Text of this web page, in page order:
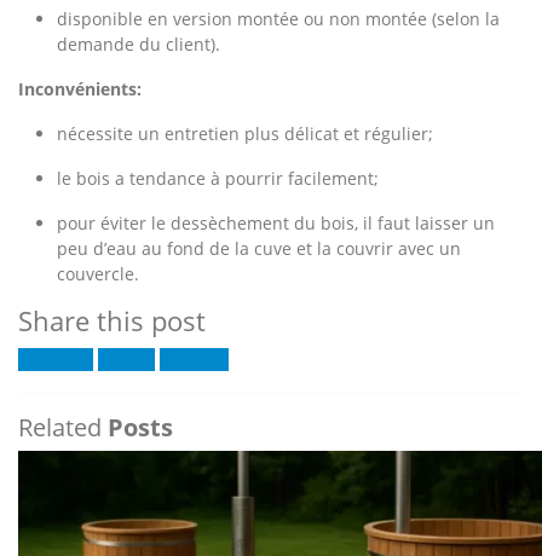
disponible en version montée ou non montée (selon la
demande du client).
Inconvénients:
nécessite un entretien plus délicat et régulier;
le bois a tendance à pourrir facilement;
pour éviter le dessèchement du bois, il faut laisser un
peu d’eau au fond de la cuve et la couvrir avec un
couvercle.
Share this post
Related Posts